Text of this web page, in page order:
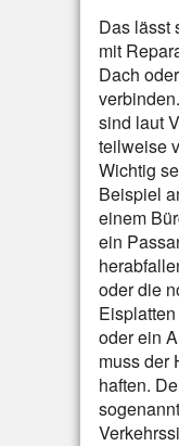
Das lässt
mit
Dach
sind laut
teilweise
Wichtig
Beispiel
einem
ein
oder die
oder ein
muss der
haften.